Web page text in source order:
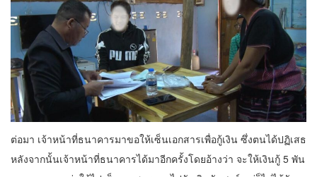
ต่อมา เจ้าหน้าที่ธนาคารมาขอให้เซ็นเอกสารเพื่อกู้เงิน ซึ่งตนได้ปฏิเสธ
หลังจากนั้นเจ้าหน้าที่ธนาคารได้มาอีกครั้งโดยอ้างว่า จะให้เงินกู้ 5 พัน